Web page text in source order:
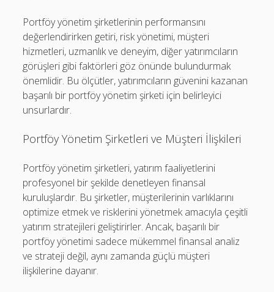
Portföy yönetim şirketlerinin performansını
değerlendirirken getiri, risk yönetimi, müşteri
hizmetleri, uzmanlık ve deneyim, diğer yatırımcıların
görüşleri gibi faktörleri göz önünde bulundurmak
önemlidir. Bu ölçütler, yatırımcıların güvenini kazanan
başarılı bir portföy yönetim şirketi için belirleyici
unsurlardır.
Portföy Yönetim Şirketleri ve Müşteri İlişkileri
Portföy yönetim şirketleri, yatırım faaliyetlerini
profesyonel bir şekilde denetleyen finansal
kuruluşlardır. Bu şirketler, müşterilerinin varlıklarını
optimize etmek ve risklerini yönetmek amacıyla çeşitli
yatırım stratejileri geliştirirler. Ancak, başarılı bir
portföy yönetimi sadece mükemmel finansal analiz
ve strateji değil, aynı zamanda güçlü müşteri
ilişkilerine dayanır.